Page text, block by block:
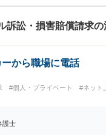
方より、元気になっ
したという声をいた
ります。
訴訟・損害賠償請求
ーから職場に電話
#個人・プライベート #ネット
護士